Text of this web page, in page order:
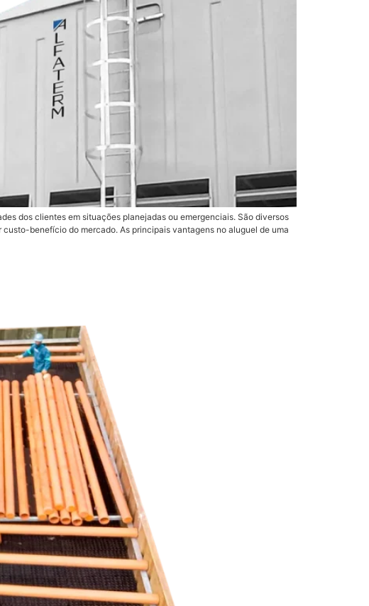
dos clientes em situações planejadas ou emergenciais. São diversos
benefício do mercado. As principais vantagens no aluguel de uma